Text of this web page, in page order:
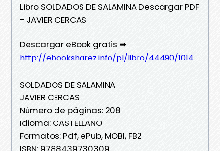
Libro SOLDADOS DE SALAMINA Descargar PDF
- JAVIER CERCAS
Descargar eBook gratis ➡
http://ebooksharez.info/pl/libro/44490/1014
SOLDADOS DE SALAMINA
JAVIER CERCAS
Número de páginas: 208
Idioma: CASTELLANO
Formatos: Pdf, ePub, MOBI, FB2
ISBN: 9788439730309